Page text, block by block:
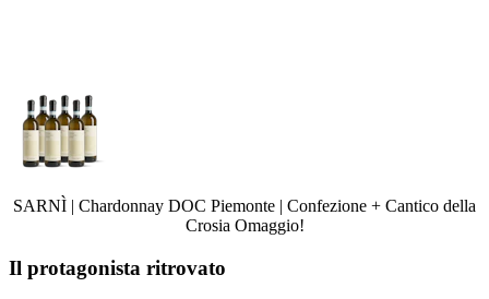
SARNÌ | Chardonnay DOC Piemonte | Confezione + Cantico della
Crosia Omaggio!
Il protagonista ritrovato